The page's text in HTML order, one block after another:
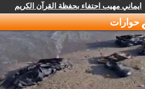
ايماني مهيب احتفاء بحفظة القرآن الكريم
حوارات